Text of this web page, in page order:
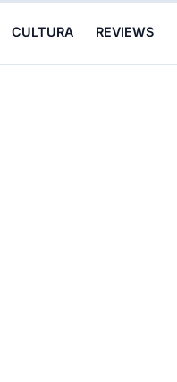
CULTURA REVIEWS